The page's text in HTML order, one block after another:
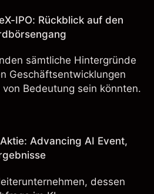
IPO: Rückblick auf den
sämtliche Hintergründe
Geschäftsentwicklungen
Bedeutung sein könnten.
Advancing AI Event,
dessen